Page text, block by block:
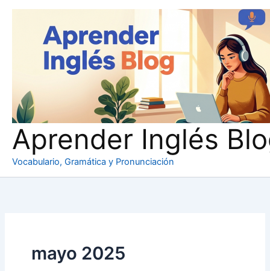
Aprender Inglés
Vocabulario, Gramática y Pronunciación
mayo 2025